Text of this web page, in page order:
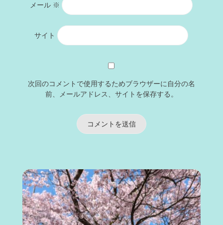
メール ※
サイト
次回のコメントで使用するためブラウザーに自分の名
前、メールアドレス、サイトを保存する。